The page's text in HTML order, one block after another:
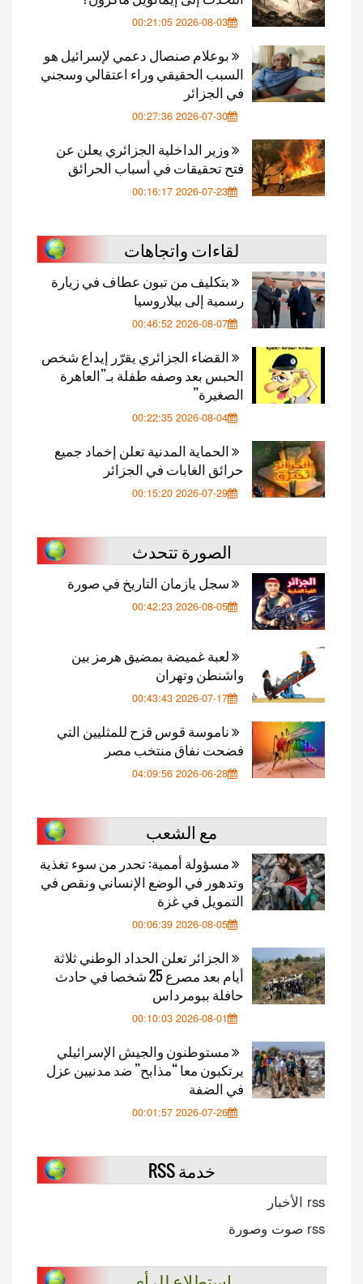
2026-08-03 00:21:05
بوعلام صنصال دعمي لإسرائيل هو
السبب الحقيقي وراء اعتقالي وسجني
في الجزائر
2026-07-30 00:27:36
وزير الداخلية الجزائري يعلن عن
فتح تحقيقات في أسباب الحرائق
2026-07-23 00:16:17
لقاءات واتجاهات
بتكليف من تبون عطاف في زيارة
رسمية إلى بيلاروسيا
2026-08-07 00:46:52
القضاء الجزائري يقرّر إيداع شخص
الحبس بعد وصفه طفلة بـ”العاهرة
الصغيرة”
2026-08-04 00:22:35
الحماية المدنية تعلن إخماد جميع
حرائق الغابات في الجزائر
2026-07-29 00:15:20
الصورة تتحدث
سجل يازمان التاريخ في صورة
2026-08-05 00:42:23
لعبة غميضة بمضيق هرمز بين
واشنطن وتهران
2026-07-17 00:43:43
ناموسة قوس قزح للمثليين التي
فضحت نفاق منتخب مصر
2026-06-28 04:09:56
مع الشعب
مسؤولة أممية: تحدر من سوء تغذية
وتدهور في الوضع الإنساني ونقص في
التمويل في غزة
2026-08-05 00:06:39
الجزائر تعلن الحداد الوطني ثلاثة
أيام بعد مصرع 25 شخصا في حادث
حافلة ببومرداس
2026-08-01 00:10:03
مستوطنون والجيش الإسرائيلي
يرتكبون معا “مذابح” ضد مدنيين عزل
في الضفة
2026-07-26 00:01:57
خدمة RSS
rss الأخبار
rss صوت وصورة